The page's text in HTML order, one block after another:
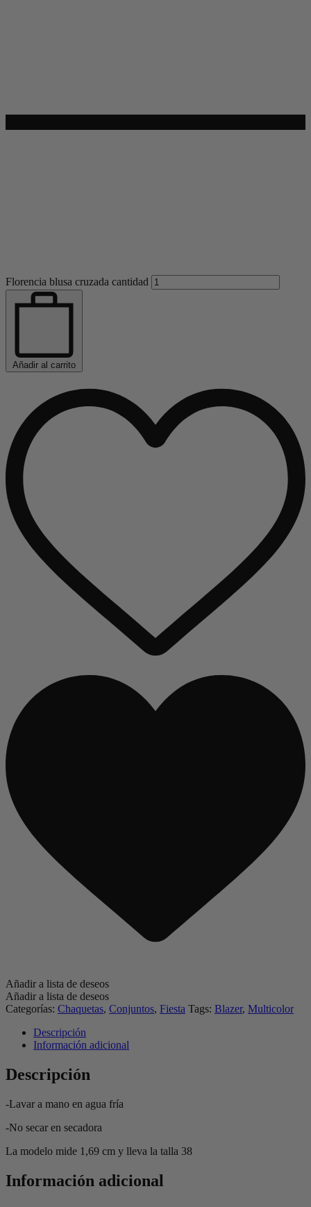
Florencia blusa cruzada cantidad
Añadir al carrito
Añadir a lista de deseos
Añadir a lista de deseos
Categorías: Chaquetas, Conjuntos, Fiesta Tags: Blazer, Multicolor
Descripción
Información adicional
Descripción
-Lavar a mano en agua fría
-No secar en secadora
La modelo mide 1,69 cm y lleva la talla 38
Información adicional